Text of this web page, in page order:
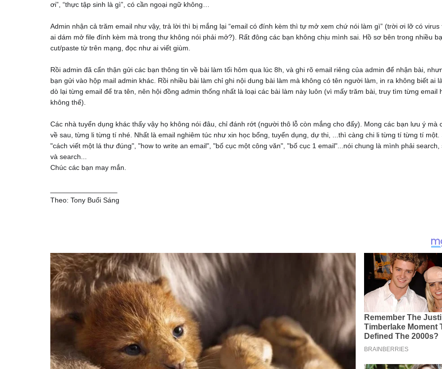
ơi”, “thực tập sinh là gì”, có cần ngoại ngữ không…
Admin nhận cả trăm email như vậy, trả lời thì bị mắng lại “email có đính kèm thì tự mở xem chứ nói làm gì” (trời ơi lỡ có virus
ai dám mở file đính kèm mà trong thư không nói phải mở?). Rất đông các bạn không chịu mình sai. Hồ sơ bên trong nhiều
cut/paste từ trên mạng, đọc như ai viết giùm.
Rồi admin đã cẩn thận gửi các bạn thông tin về bài làm tối hôm qua lúc 8h, và ghi rõ email riêng của admin để nhận bài,
bạn gửi vào hộp mail admin khác. Rồi nhiều bài làm chỉ ghi nội dung bài làm mà không có tên người làm, in ra không biết ai
dò lại từng email để tra tên, nên hội đồng admin thống nhất là loại các bài làm này luôn (vì mấy trăm bài, truy tìm từng email
không thể).
Các nhà tuyển dụng khác thấy vậy họ không nói đâu, chỉ đánh rớt (người thô lỗ còn mắng cho đấy). Mong các bạn lưu ý mà
về sau, từng li từng tí nhé. Nhất là email nghiêm túc như xin học bổng, tuyển dụng, dự thi, ...thì càng chi li từng tí từng tí một.
"cách viết một lá thư đúng", "how to write an email", "bố cục một công văn", "bố cục 1 email"...nói chung là mình phải search,
và search...
Chúc các bạn may mắn.
Theo: Tony Buổi Sáng